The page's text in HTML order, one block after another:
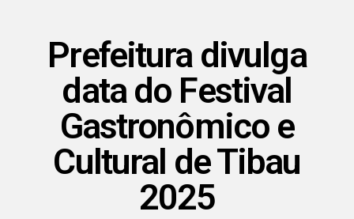
Prefeitura divulga
data do Festival
Gastronômico e
Cultural de Tibau
2025